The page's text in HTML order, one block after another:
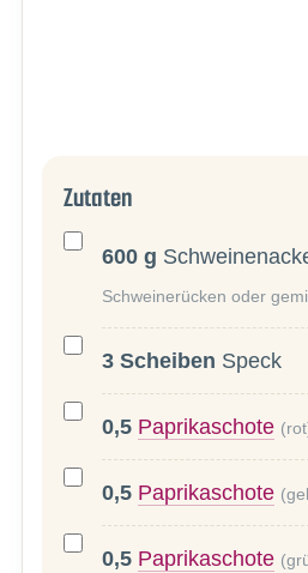
Zutaten
600 g
Schweinerücken oder
3 Scheiben Speck
0,5 Paprikaschote
0,5 Paprikaschote
0,5 Paprikaschote